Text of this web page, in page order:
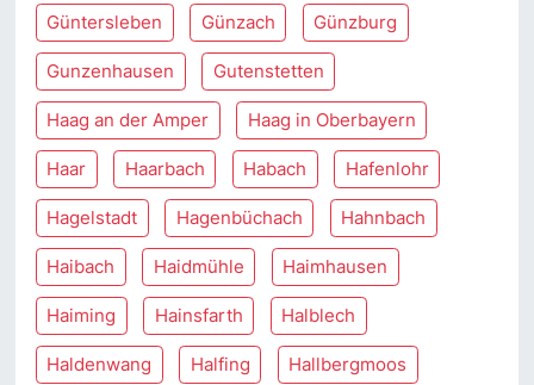
Güntersleben Günzach Günzburg
Gunzenhausen Gutenstetten
Haag an der Amper Haag in Oberbayern
Haar Haarbach Habach Hafenlohr
Hagelstadt Hagenbüchach Hahnbach
Haibach Haidmühle Haimhausen
Haiming Hainsfarth Halblech
Haldenwang Halfing Hallbergmoos